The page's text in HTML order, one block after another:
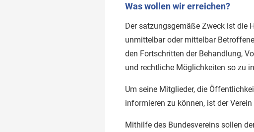
Was wollen wir erreichen?
Der satzungsgemäße Zweck ist die
unmittelbar oder mittelbar
den Fortschritten der Behandlung,
und rechtliche Möglichkeiten so zu
Um seine Mitglieder, die
informieren zu können, ist der
Mithilfe des Bundesvereins sollen